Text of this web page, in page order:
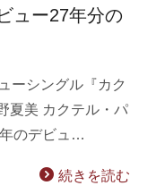
ュー27年分の
ーシングル『カク
夏美 カクテル・パ
のデビュ…
続きを読む